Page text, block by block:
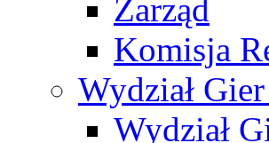
Zarząd
Komisja
Wydział
Wydział